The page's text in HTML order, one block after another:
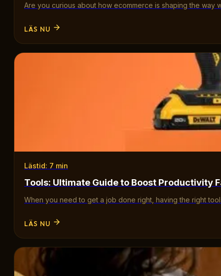
Are you curious about how ecommerce is shaping the
LÄS NU
Lästid: 7 min
Tools: Ultimate Guide to Boost Productivity
When you need to get a job done right, having the right
LÄS NU